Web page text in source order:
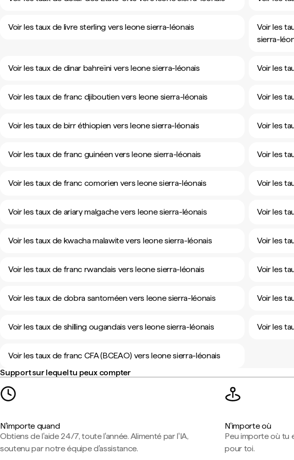
Voir les taux de livre sterling vers leone sierra-léonais
Voir les
sierra-
Voir les taux de dinar bahreïni vers leone sierra-léonais Voir les
Voir les taux de franc djiboutien vers leone sierra-léonais Voir les
Voir les taux de birr éthiopien vers leone sierra-léonais Voir les
Voir les taux de franc guinéen vers leone sierra-léonais Voir les
Voir les taux de franc comorien vers leone sierra-léonais Voir les
Voir les taux de ariary malgache vers leone sierra-léonais Voir les
Voir les taux de kwacha malawite vers leone sierra-léonais Voir les
Voir les taux de franc rwandais vers leone sierra-léonais Voir les
Voir les taux de dobra santoméen vers leone sierra-léonais Voir les
Voir les taux de shilling ougandais vers leone sierra-léonais Voir les
Voir les taux de franc CFA (BCEAO) vers leone sierra-léonais
Support sur lequel tu peux compter
N'importe quand
Obtiens de l'aide 24/7, toute l'année. Alimenté par l'IA,
soutenu par notre équipe d'assistance.
N'importe où
Peu importe où tu
pour toi.